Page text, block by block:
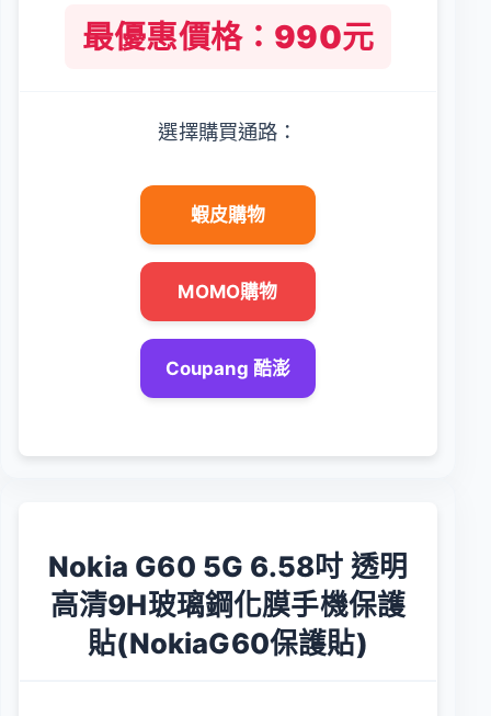
最優惠價格：990元
選擇購買通路：
蝦皮購物
MOMO購物
Coupang 酷澎
Nokia G60 5G 6.58吋 透明
高清9H玻璃鋼化膜手機保護
貼(NokiaG60保護貼)